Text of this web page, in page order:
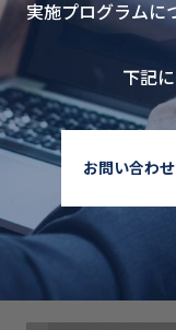
実施プログラムに
下記
お問い合わせ